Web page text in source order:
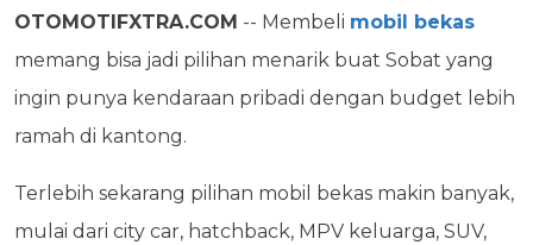
OTOMOTIFXTRA.COM -- Membeli mobil bekas
memang bisa jadi pilihan menarik buat Sobat yang
ingin punya kendaraan pribadi dengan budget lebih
ramah di kantong.
Terlebih sekarang pilihan mobil bekas makin banyak,
mulai dari city car, hatchback, MPV keluarga, SUV,